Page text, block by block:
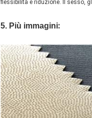
flessibilità e riduzione. Il sesso,
5. Più immagini: